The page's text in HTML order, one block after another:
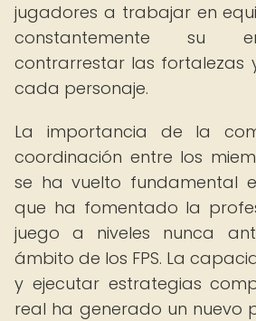
jugadores a trabajar en
constantemente su
contrarrestar las fortalezas
cada personaje.
La importancia de la
coordinación entre los
se ha vuelto fundamental
que ha fomentado la
juego a niveles nunca
ámbito de los FPS. La
y ejecutar estrategias
real ha generado un nuevo